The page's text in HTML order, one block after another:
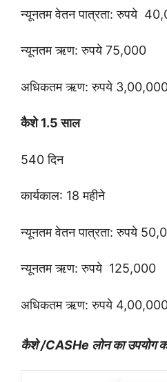
न्यूनतम वेतन पात्रता: रुपये
न्यूनतम ऋण: रुपये 75,000
अधिकतम ऋण: रुपये
कैशे 1.5 साल
540 दिन
कार्यकाल: 18 महीने
न्यूनतम वेतन पात्रता: रुपये
न्यूनतम ऋण: रुपये 125,000
अधिकतम ऋण: रुपये
कैशे /CASHe लोन का उपयोग